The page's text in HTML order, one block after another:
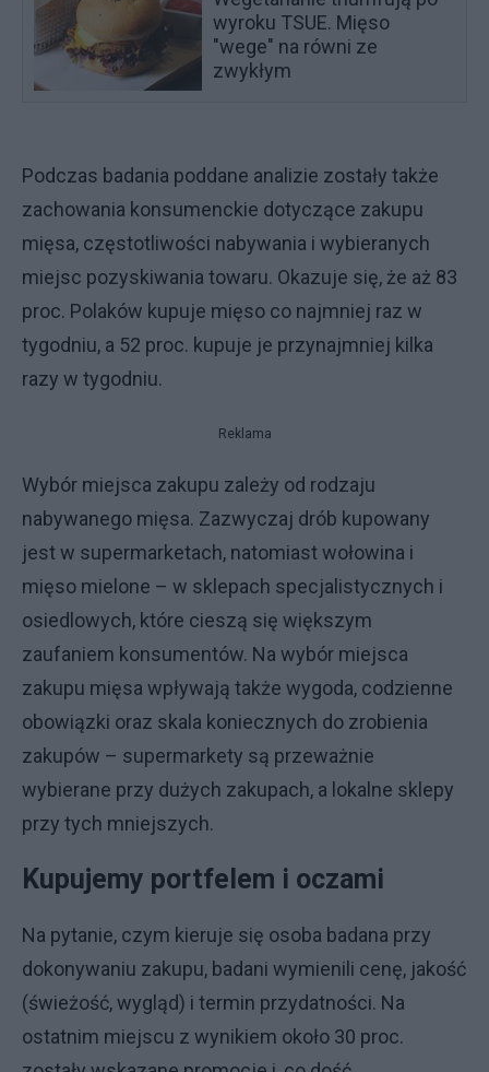
wyroku TSUE. Mięso
"wege" na równi ze
zwykłym
Podczas badania poddane analizie zostały także
zachowania konsumenckie dotyczące zakupu
mięsa, częstotliwości nabywania i wybieranych
miejsc pozyskiwania towaru. Okazuje się, że aż 83
proc. Polaków kupuje mięso co najmniej raz w
tygodniu, a 52 proc. kupuje je przynajmniej kilka
razy w tygodniu.
Reklama
Wybór miejsca zakupu zależy od rodzaju
nabywanego mięsa. Zazwyczaj drób kupowany
jest w supermarketach, natomiast wołowina i
mięso mielone – w sklepach specjalistycznych i
osiedlowych, które cieszą się większym
zaufaniem konsumentów. Na wybór miejsca
zakupu mięsa wpływają także wygoda, codzienne
obowiązki oraz skala koniecznych do zrobienia
zakupów – supermarkety są przeważnie
wybierane przy dużych zakupach, a lokalne sklepy
przy tych mniejszych.
Kupujemy portfelem i oczami
Na pytanie, czym kieruje się osoba badana przy
dokonywaniu zakupu, badani wymienili cenę, jakość
(świeżość, wygląd) i termin przydatności. Na
ostatnim miejscu z wynikiem około 30 proc.